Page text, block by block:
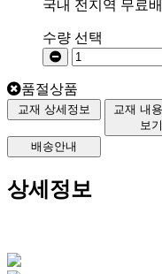
국내 전지역 무료
수량 선택
품절상품
교재 상세정보
교재 내
보기
배송안내
상세정보